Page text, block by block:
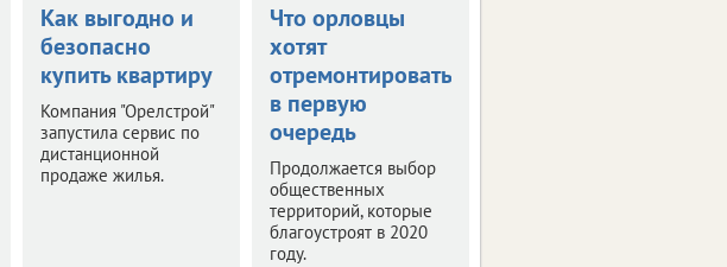
Как выгодно и
безопасно
купить квартиру
Компания "Орелстрой"
запустила сервис по
дистанционной
продаже жилья.
Что орловцы
хотят
отремонтировать
в первую
очередь
Продолжается выбор
общественных
территорий, которые
благоустроят в 2020
году.